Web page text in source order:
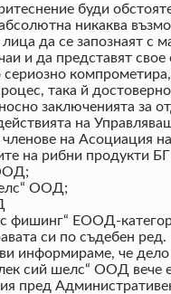
буди
никаква
да се запознаят с
и да представят
сериозно
така й
заключенията за
на
на Асоциация на
на рибни продукти
ООД;
фишинг“ ЕООД-
си по съдебен ред.
информираме, че
сий шелс“ ООД вече
пред